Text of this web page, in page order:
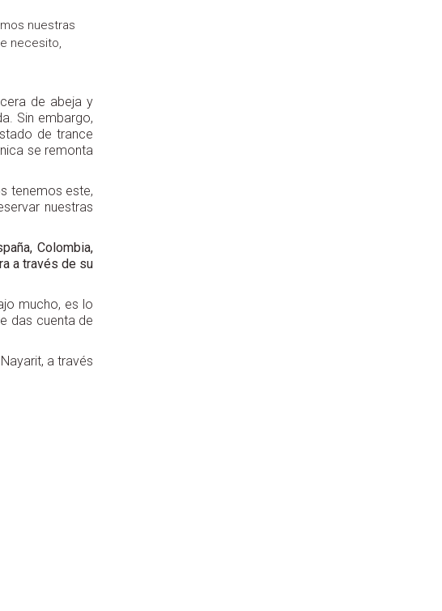
nuestras
necesito,
de abeja y
Sin embargo,
de trance
se remonta
tenemos este,
nuestras
Colombia,
a través de su
mucho, es lo
das cuenta de
a través